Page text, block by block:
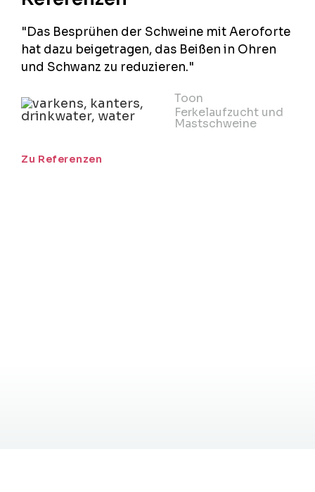
"Das Besprühen der Schweine mit Aeroforte
hat dazu beigetragen, das Beißen in Ohren
und Schwanz zu reduzieren."
Toon
Ferkelaufzucht und
Mastschweine
Zu Referenzen